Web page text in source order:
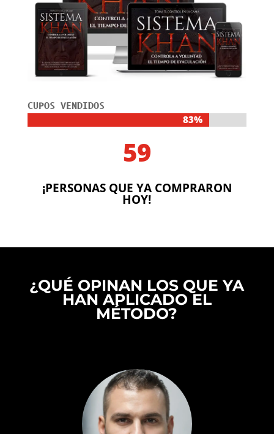
CUPOS VENDIDOS
83%
83%
59
¡PERSONAS QUE YA COMPRARON
HOY!
¿QUÉ OPINAN LOS QUE YA
HAN APLICADO EL
MÉTODO?